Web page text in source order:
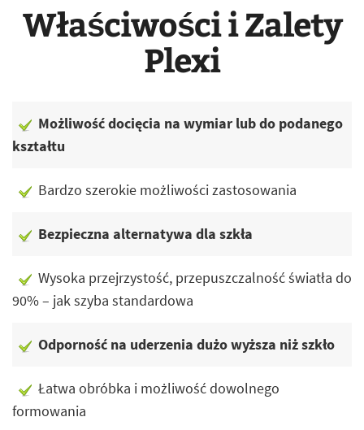
Właściwości i Zalety
Plexi
Możliwość docięcia na wymiar lub do podanego
kształtu
Bardzo szerokie możliwości zastosowania
Bezpieczna alternatywa dla szkła
Wysoka przejrzystość, przepuszczalność światła do
90% – jak szyba standardowa
Odporność na uderzenia dużo wyższa niż szkło
Łatwa obróbka i możliwość dowolnego
formowania